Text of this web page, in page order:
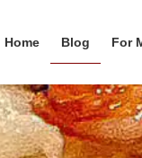
Home Blog For